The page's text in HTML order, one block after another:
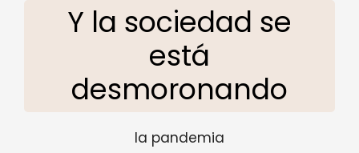
Y la sociedad se
está
desmoronando
la pandemia